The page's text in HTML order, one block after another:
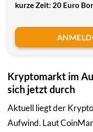
kurze Zeit: 20 Euro
Kryptomarkt im
sich jetzt durch
Aktuell liegt der
Aufwind. Laut